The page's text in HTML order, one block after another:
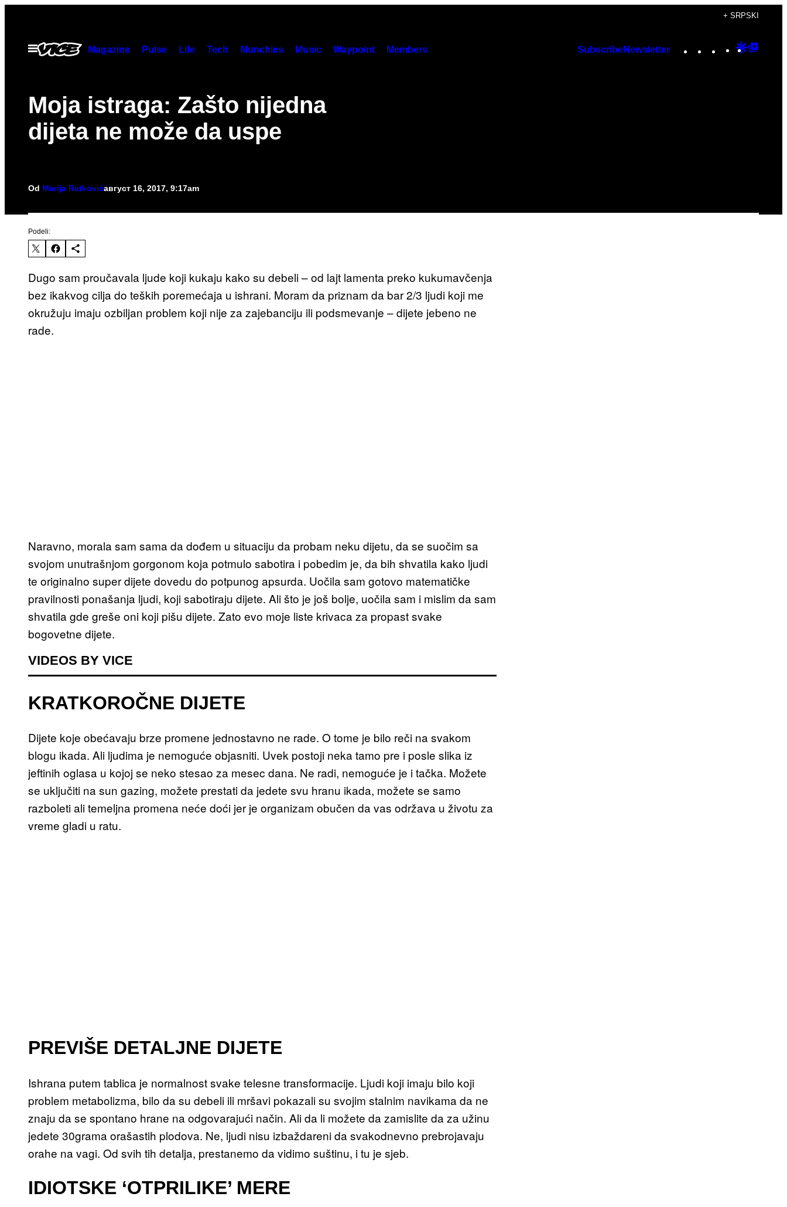
садржај
+ SRPSKI
Otvori
Meni
Magazine Pulse Life Tech Munchies Music Waypoint Members SubscribeNewsletter Instagram
TikTok
YouTube
Google
Moja istraga: Zašto nijedna
dijeta ne može da uspe
Od Marija Ratkovićавгуст 16, 2017, 9:17am
Podeli:
Dugo sam proučavala ljude koji kukaju kako su debeli – od lajt lamenta preko kukumavčenja
bez ikakvog cilja do teških poremećaja u ishrani. Moram da priznam da bar 2/3 ljudi koji me
okružuju imaju ozbiljan problem koji nije za zajebanciju ili podsmevanje – dijete jebeno ne
rade.
Naravno, morala sam sama da dođem u situaciju da probam neku dijetu, da se suočim sa
svojom unutrašnjom gorgonom koja potmulo sabotira i pobedim je, da bih shvatila kako ljudi
te originalno super dijete dovedu do potpunog apsurda. Uočila sam gotovo matematičke
pravilnosti ponašanja ljudi, koji sabotiraju dijete. Ali što je još bolje, uočila sam i mislim da sam
shvatila gde greše oni koji pišu dijete. Zato evo moje liste krivaca za propast svake
bogovetne dijete.
VIDEOS BY VICE
KRATKOROČNE DIJETE
Dijete koje obećavaju brze promene jednostavno ne rade. O tome je bilo reči na svakom
blogu ikada. Ali ljudima je nemoguće objasniti. Uvek postoji neka tamo pre i posle slika iz
jeftinih oglasa u kojoj se neko stesao za mesec dana. Ne radi, nemoguće je i tačka. Možete
se uključiti na sun gazing, možete prestati da jedete svu hranu ikada, možete se samo
razboleti ali temeljna promena neće doći jer je organizam obučen da vas održava u životu za
vreme gladi u ratu.
PREVIŠE DETALJNE DIJETE
Ishrana putem tablica je normalnost svake telesne transformacije. Ljudi koji imaju bilo koji
problem metabolizma, bilo da su debeli ili mršavi pokazali su svojim stalnim navikama da ne
znaju da se spontano hrane na odgovarajući način. Ali da li možete da zamislite da za užinu
jedete 30grama orašastih plodova. Ne, ljudi nisu izbaždareni da svakodnevno prebrojavaju
orahe na vagi. Od svih tih detalja, prestanemo da vidimo suštinu, i tu je sjeb.
IDIOTSKE ‘OTPRILIKE’ MERE